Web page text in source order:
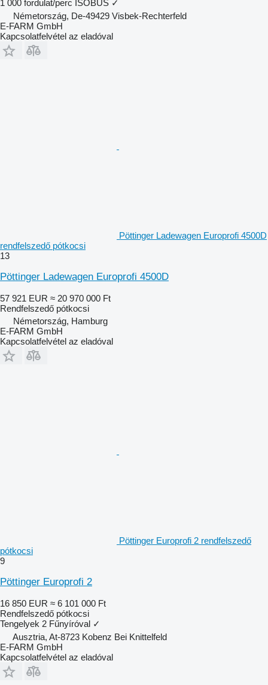
1 000 fordulat/perc ISOBUS ✓
Németország, De-49429 Visbek-Rechterfeld
E-FARM GmbH
Kapcsolatfelvétel az eladóval
Pöttinger Ladewagen Europrofi 4500D
rendfelszedő pótkocsi
13
Pöttinger Ladewagen Europrofi 4500D
57 921 EUR ≈ 20 970 000 Ft
Rendfelszedő pótkocsi
Németország, Hamburg
E-FARM GmbH
Kapcsolatfelvétel az eladóval
Pöttinger Europrofi 2 rendfelszedő
pótkocsi
9
Pöttinger Europrofi 2
16 850 EUR ≈ 6 101 000 Ft
Rendfelszedő pótkocsi
Tengelyek 2 Fűnyíróval ✓
Ausztria, At-8723 Kobenz Bei Knittelfeld
E-FARM GmbH
Kapcsolatfelvétel az eladóval